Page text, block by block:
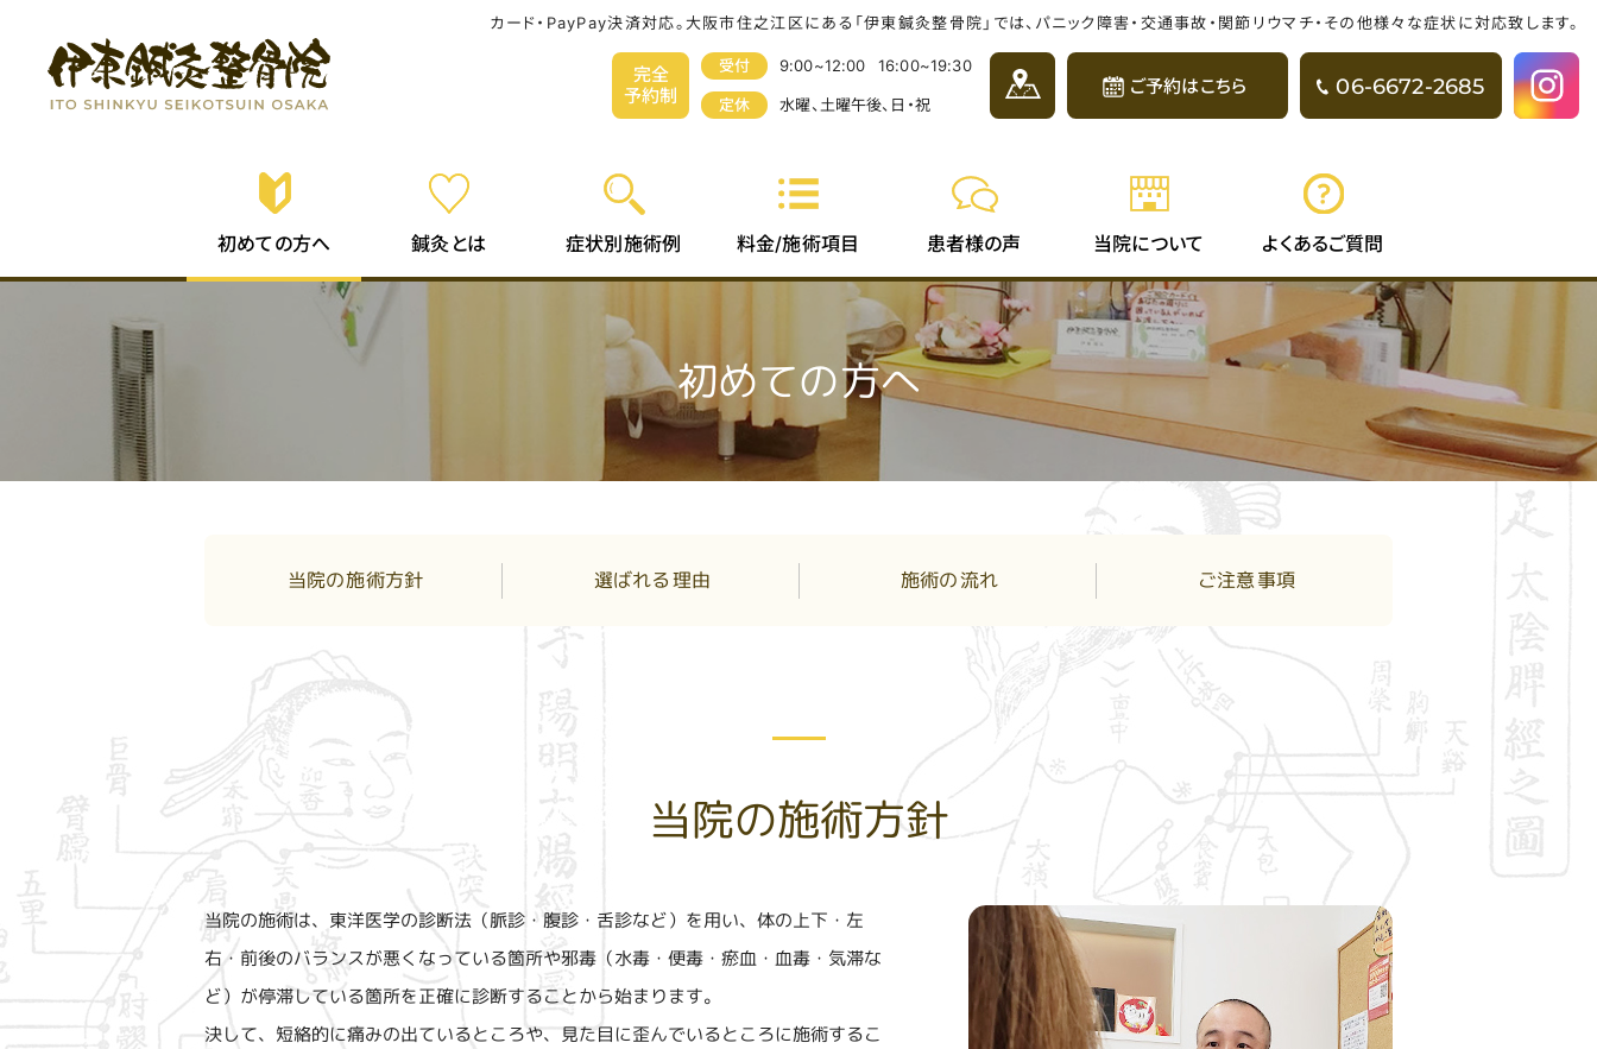
カード・PayPay決済対応。大阪市住之江区にある「伊東鍼灸整骨院」では、パニック障害・交通事故・関節リウマチ・その他様々な症状に対応致します。
完全
予約制
受付 9:00~12:00 16:00~19:30
定休 水曜、土曜午後、日・祝
ご予約はこちら 06-6672-2685
初めての方へ 鍼灸 とは 症状別施術例 料金/施術項目 患者様の声 当院について よくあるご質問
初めての方へ
当院の施術方針 選ばれる理由 施術の流れ ご注意事項
当院の施術方針
当院の施術は、東洋医学の診断法（脈診・腹診・舌診など）を用い、体の上下・左
右・前後のバランスが悪くなっている箇所や邪毒（水毒・便毒・瘀血・血毒・気滞な
ど）が停滞している箇所を正確に診断することから始まります。
決して、短絡的に痛みの出ているところや、見た目に歪んでいるところに施術するこ